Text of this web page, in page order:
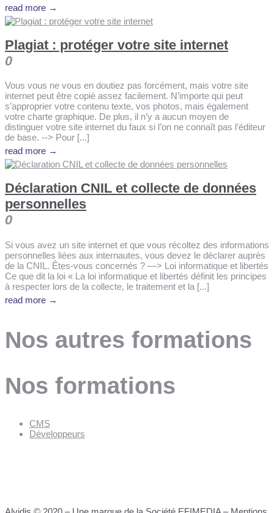
read more →
Plagiat : protéger votre site internet
0
Vous vous ne vous en doutiez pas forcément, mais votre site
internet peut être copié assez facilement. N’importe qui peut
s’approprier votre contenu texte, vos photos, mais également
votre charte graphique. De plus, il n’y a aucun moyen de
distinguer votre site internet du faux si l’on ne connaît pas l’éditeur
de base. --> Pour [...]
read more →
Déclaration CNIL et collecte de données
personnelles
0
Si vous avez un site internet et que vous récoltez des informations
personnelles liées aux internautes, vous devez le déclarer auprès
de la CNIL. Êtes-vous concernés ? —> Loi informatique et libertés
Ce que dit la loi « La loi informatique et libertés définit les principes
à respecter lors de la collecte, le traitement et la [...]
read more →
Nos autres formations
Nos formations
CMS
Développeurs